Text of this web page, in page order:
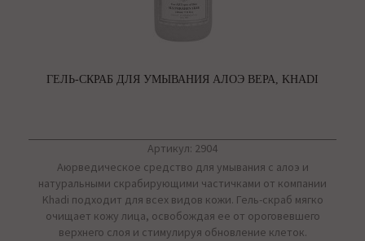
ГЕЛЬ-СКРАБ ДЛЯ УМЫВАНИЯ АЛОЭ ВЕРА, KHADI
Артикул: 2904
Аюрведическое средство для умывания с алоэ и
натуральными скрабирующими частичками от компании
Khadi подходит для всех видов кожи. Гель-скраб мягко
очищает кожу лица, освобождая ее от ороговевшего
верхнего слоя и стимулируя обновление клеток.